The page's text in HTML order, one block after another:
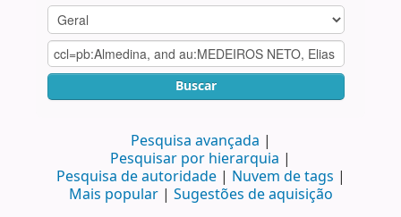
Buscar
Pesquisa avançada
Pesquisar por hierarquia
Pesquisa de autoridade
Nuvem de tags
Mais popular
Sugestões de aquisição